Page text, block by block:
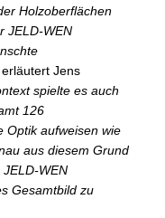
Holzoberflächen
JELD-WEN
erläutert Jens
spielte es auch
126
Optik aufweisen wie
aus diesem Grund
WEN
Gesamtbild zu